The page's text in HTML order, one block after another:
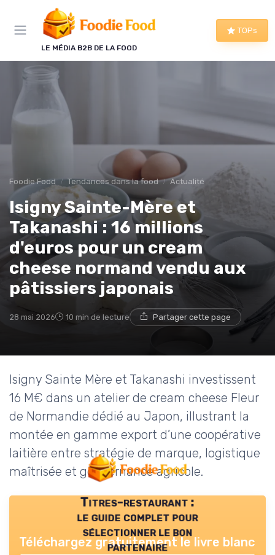
LE MÉDIA B2B DE LA FOOD
TOPs
Foodie Food Tendances dans la food Actualité
Isigny Sainte-Mère et
Takanashi : 16 millions
d'euros pour un cream
cheese normand vendu aux
pâtissiers japonais
28 mai 2026 10 min de lecture Partager cette page
Isigny Sainte Mère et Takanashi investissent
16 M€ dans un atelier de cream cheese Fleur
de Normandie dédié au Japon, illustrant la
montée en gamme export d’une coopérative
laitière entre stratégie de marque, logistique
maîtrisée et gouvernance agricole.
Titres-restaurant :
le guide complet pour
sélectionner le bon
partenaire
Téléchargez gratuitement le livre blanc
Panneau de gestion des cookies